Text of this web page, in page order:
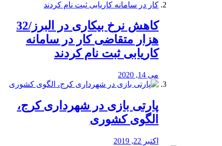
کاهش نرخ بیکاری در البرز/32
هزار متقاضی کار در سامانه
کاریابی ثبت نام کردند
می 14, 2020
پارتی بازی در شهرداری کرج،
الگوی کشوری
اکتبر 22, 2019